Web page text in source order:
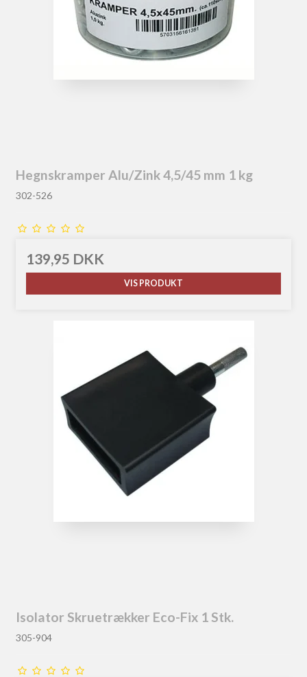
Hegnskramper Alu/Zink 4,5/45 mm 1 kg
302-526
139,95 DKK
VIS PRODUKT
Isolator Skruetrækker Eco-Fix 1 Stk.
305-904